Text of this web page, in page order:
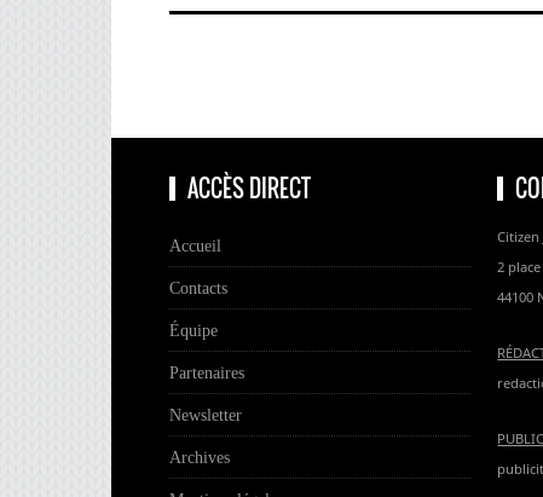
ACCÈS DIRECT
Accueil
Contacts
Équipe
Partenaires
Newsletter
Archives
Citizen
2
44100